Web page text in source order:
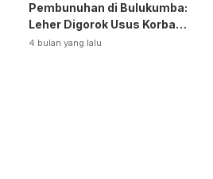
Pembunuhan di Bulukumba:
Leher Digorok Usus Korban
Dikeluarkan
4 bulan yang lalu